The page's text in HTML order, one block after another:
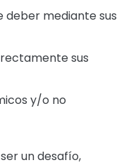
deber mediante sus
sus
y/o no
un desafío,